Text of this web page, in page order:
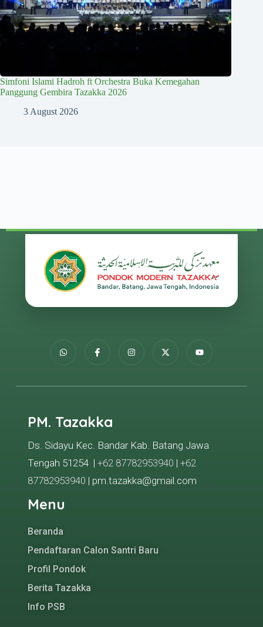
Simfoni Islami Hadroh ft Orchestra Buka Kemegahan
Panggung Gembira Tazakka 2026
3 August 2026
PM. Tazakka
Ds. Sidayu Kec. Bandar Kab. Batang Jawa
Tengah 51254 | +62 87782953940 | +62
87782953940 | pm.tazakka@gmail.com
Menu
Beranda
Pendaftaran Calon Santri Baru
Profil Pondok
Berita Tazakka
Info PSB